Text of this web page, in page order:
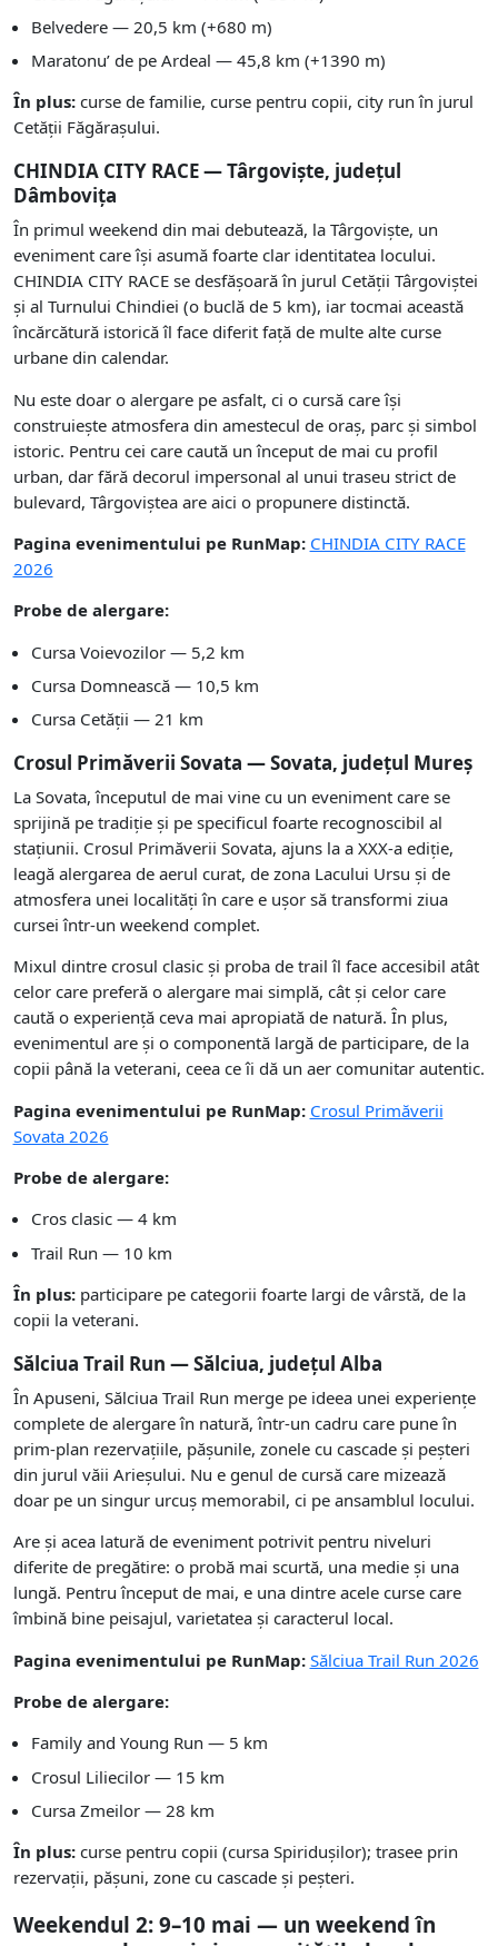
Belvedere — 20,5 km (+680 m)
Maratonu’ de pe Ardeal — 45,8 km (+1390 m)
În plus:curse de familie, curse pentru copii, city run în jurul
Cetății Făgărașului.
CHINDIA CITY RACE — Târgoviște, județul
Dâmbovița
În primul weekend din mai debutează, la Târgoviște, un
eveniment care își asumă foarte clar identitatea locului.
CHINDIA CITY RACE se desfășoară în jurul Cetății Târgoviștei
și al Turnului Chindiei (o buclă de 5 km), iar tocmai această
încărcătură istorică îl face diferit față de multe alte curse
urbane din calendar.
Nu este doar o alergare pe asfalt, ci o cursă care își
construiește atmosfera din amestecul de oraș, parc și simbol
istoric. Pentru cei care caută un început de mai cu profil
urban, dar fără decorul impersonal al unui traseu strict de
bulevard, Târgoviștea are aici o propunere distinctă.
Pagina evenimentului pe RunMap: CHINDIA CITY RACE
2026
Probe de alergare:
Cursa Voievozilor — 5,2 km
Cursa Domnească — 10,5 km
Cursa Cetății — 21 km
Crosul Primăverii Sovata — Sovata, județul Mureș
La Sovata, începutul de mai vine cu un eveniment care se
sprijină pe tradiție și pe specificul foarte recognoscibil al
stațiunii. Crosul Primăverii Sovata, ajuns la a XXX-a ediție,
leagă alergarea de aerul curat, de zona Lacului Ursu și de
atmosfera unei localități în care e ușor să transformi ziua
cursei într-un weekend complet.
Mixul dintre crosul clasic și proba de trail îl face accesibil atât
celor care preferă o alergare mai simplă, cât și celor care
caută o experiență ceva mai apropiată de natură. În plus,
evenimentul are și o componentă largă de participare, de la
copii până la veterani, ceea ce îi dă un aer comunitar autentic.
Pagina evenimentului pe RunMap: Crosul Primăverii
Sovata 2026
Probe de alergare:
Cros clasic — 4 km
Trail Run — 10 km
În plus:participare pe categorii foarte largi de vârstă, de la
copii la veterani.
Sălciua Trail Run — Sălciua, județul Alba
În Apuseni, Sălciua Trail Run merge pe ideea unei experiențe
complete de alergare în natură, într-un cadru care pune în
prim-plan rezervațiile, pășunile, zonele cu cascade și peșteri
din jurul văii Arieșului. Nu e genul de cursă care mizează
doar pe un singur urcuș memorabil, ci pe ansamblul locului.
Are și acea latură de eveniment potrivit pentru niveluri
diferite de pregătire: o probă mai scurtă, una medie și una
lungă. Pentru început de mai, e una dintre acele curse care
îmbină bine peisajul, varietatea și caracterul local.
Pagina evenimentului pe RunMap: Sălciua Trail Run 2026
Probe de alergare:
Family and Young Run — 5 km
Crosul Liliecilor — 15 km
Cursa Zmeilor — 28 km
În plus:curse pentru copii (cursa Spiridușilor); trasee prin
rezervații, pășuni, zone cu cascade și peșteri.
Weekendul 2: 9–10 mai — un weekend în